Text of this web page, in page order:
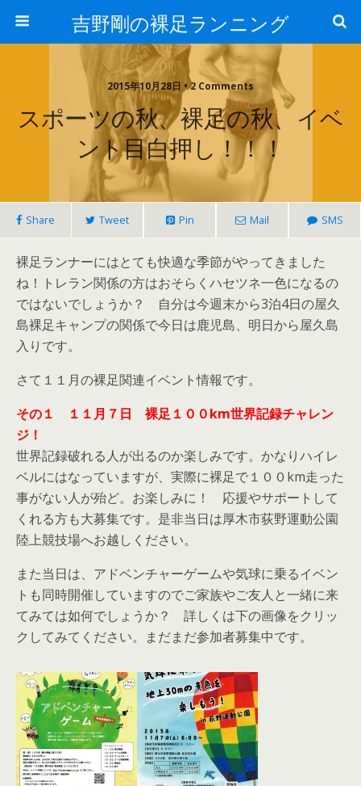
吉野剛の裸足ランニング
2015年10月28日 • 2 Comments
スポーツの秋、裸足の秋、イベ
ント目白押し！！！
Share Tweet Pin Mail SMS
裸足ランナーにはとても快適な季節がやってきました
ね！トレラン関係の方はおそらくハセツネ一色になるの
ではないでしょうか？ 自分は今週末から3泊4日の屋久
島裸足キャンプの関係で今日は鹿児島、明日から屋久島
入りです。
さて１１月の裸足関連イベント情報です。
その１ １１月７日 裸足１００km世界記録チャレン
ジ！
世界記録破れる人が出るのか楽しみです。かなりハイレ
ベルにはなっていますが、実際に裸足で１００km走った
事がない人が殆ど。お楽しみに！ 応援やサポートして
くれる方も大募集です。是非当日は厚木市荻野運動公園
陸上競技場へお越しください。
また当日は、アドベンチャーゲームや気球に乗るイベン
トも同時開催していますのでご家族やご友人と一緒に来
てみては如何でしょうか？ 詳しくは下の画像をクリッ
クしてみてください。まだまだ参加者募集中です。